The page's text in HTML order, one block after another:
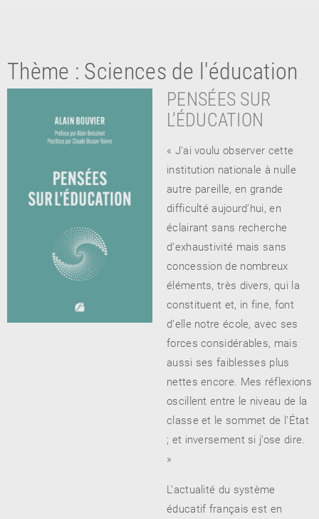
À PARAÎTRE
NOUVEAUTÉS
RETOUR
RETOUR
Thème : Sciences de l'éducation
PENSÉES SUR
L’ÉDUCATION
« J’ai voulu observer cette
institution nationale à nulle
autre pareille, en grande
difficulté aujourd’hui, en
éclairant sans recherche
d’exhaustivité mais sans
concession de nombreux
éléments, très divers, qui la
constituent et, in fine, font
d’elle notre école, avec ses
forces considérables, mais
aussi ses faiblesses plus
nettes encore. Mes réflexions
oscillent entre le niveau de la
classe et le sommet de l’État
; et inversement si j’ose dire.
»
L’actualité du système
éducatif français est en